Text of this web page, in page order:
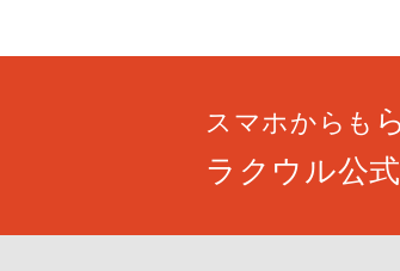
スマホからも
ラクウル公